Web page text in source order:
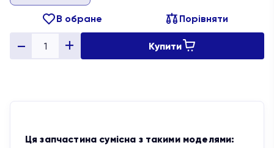
В обране Порівняти
Quantity
Купити
Ця запчастина сумісна з такими моделями: